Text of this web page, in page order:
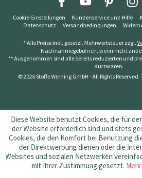
Cookie-Einstellungen Kundenservice und Hilfe
Datenschutz
Versandbedingungen
* Alle Preise inkl. gesetzl. Mehrwertsteuer zzgl.
Nachnahmegebühren, wenn nicht
** Ausgenommen sind alle bereits reduzierten und
Kurzwaren.
© 2026 Stoffe Werning GmbH - All Rights Reserved.
Diese Website benutzt Cookies, die für
der Website erforderlich sind und stets
Cookies, die den Komfort bei Benutzung
der Direktwerbung dienen oder die
Websites und sozialen Netzwerken
mit Ihrer Zustimmung gesetzt.